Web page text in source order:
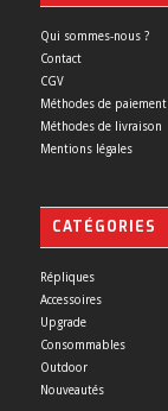
Qui sommes-nous ?
Contact
CGV
Méthodes de paiement
Méthodes de livraison
Mentions légales
CATÉGORIES
Répliques
Accessoires
Upgrade
Consommables
Outdoor
Nouveautés